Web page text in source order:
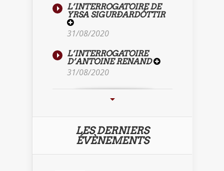
L’INTERROGATOIRE DE
YRSA SIGURÐARDÓTTIR
31/08/2020
L’INTERROGATOIRE
D’ANTOINE RENAND
31/08/2020
LES DERNIERS
ÉVÈNEMENTS